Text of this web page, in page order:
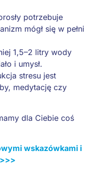
potrzebuje
mógł się w pełni
1,5–2 litry wody
i umysł.
stresu jest
medytację czy
dla Ciebie coś
wskazówkami i